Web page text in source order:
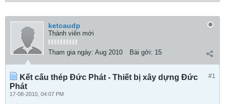
ketcaudp
Thành viên mới
Tham gia ngày: Aug 2010 Bài gởi: 15
#1
Kết cấu thép Đức Phát - Thiết bị xây dựng Đức
Phát
17-08-2010, 04:07 PM